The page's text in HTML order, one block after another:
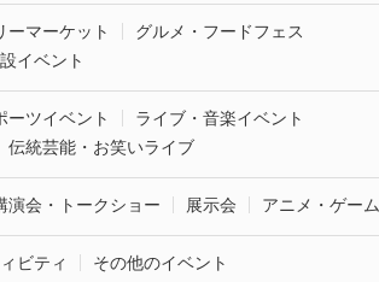
ーマーケット
グルメ・フードフェス
イベント
ーツイベント
ライブ・音楽イベント
伝統芸能・お笑いライブ
演会・トークショー 展示会 アニメ・ゲーム
ビティ その他のイベント